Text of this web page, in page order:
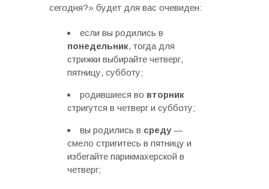
сегодня?» будет для вас очевиден:
если вы родились в
понедельник, тогда для
стрижки выбирайте четверг,
пятницу, субботу;
родившиеся во вторник
стригутся в четверг и субботу;
вы родились в среду—
смело стригитесь в пятницу и
избегайте парикмахерской в
четверг;